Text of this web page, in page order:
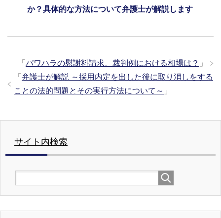
か？具体的な方法について弁護士が解説します
「 パワハラの慰謝料請求、裁判例における相場は？ 」
「 弁護士が解説 ～採用内定を出した後に取り消しをする
ことの法的問題とその実行方法について～ 」
サイト内検索